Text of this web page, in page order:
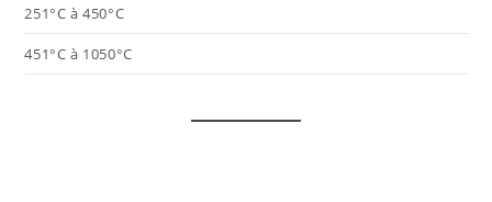
251°C à 450°C
451°C à 1050°C